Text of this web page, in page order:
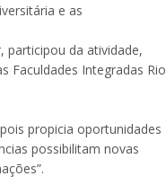
e as
participou da atividade,
Faculdades Integradas Rio
propicia oportunidades
possibilitam novas